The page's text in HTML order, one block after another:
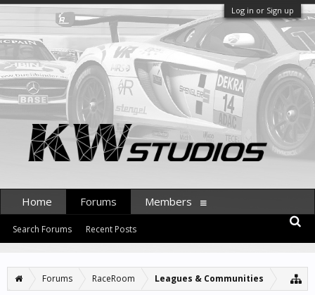
Log in or Sign up
Forums RaceRoom Leagues & Communities
Home Forums
Search Forums Recent Posts
Members